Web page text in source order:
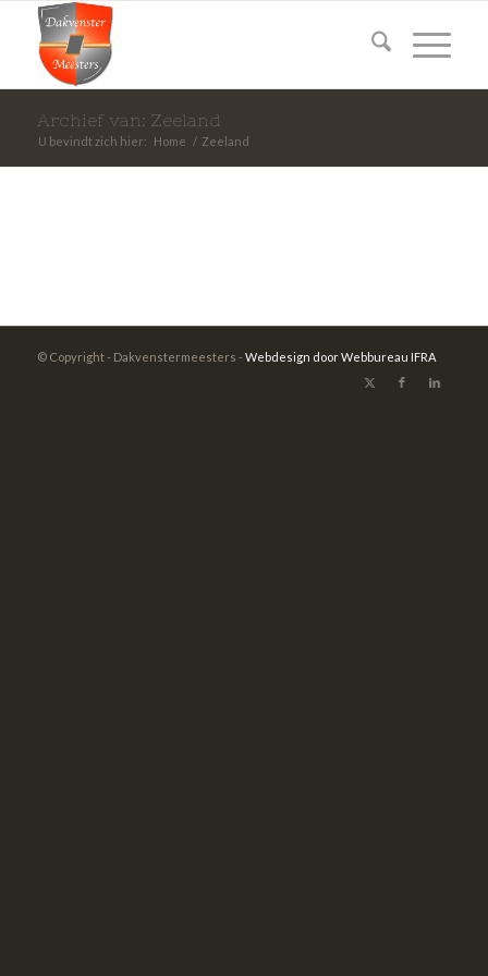
Archief van: Zeeland
U bevindt zich hier: Home / Zeeland
© Copyright - Dakvenstermeesters - Webdesign door Webbureau IFRA